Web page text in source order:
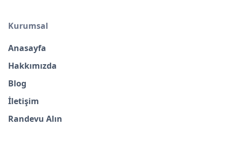
Kurumsal
Anasayfa
Hakkımızda
Blog
İletişim
Randevu Alın